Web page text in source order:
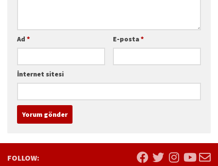
Ad * E-posta*
İnternet sitesi
FOLLOW: